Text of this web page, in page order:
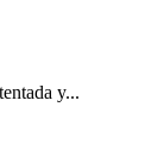
y...